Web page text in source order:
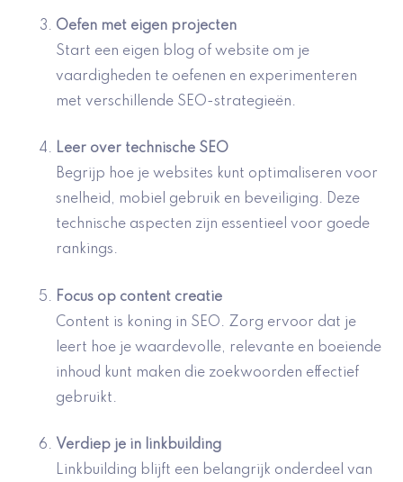
Oefen met eigen projecten
Start een eigen blog of website om je
vaardigheden te oefenen en experimenteren
met verschillende SEO-strategieën.
Leer over technische SEO
Begrijp hoe je websites kunt optimaliseren voor
snelheid, mobiel gebruik en beveiliging. Deze
technische aspecten zijn essentieel voor goede
rankings.
Focus op content creatie
Content is koning in SEO. Zorg ervoor dat je
leert hoe je waardevolle, relevante en boeiende
inhoud kunt maken die zoekwoorden effectief
gebruikt.
Verdiep je in linkbuilding
Linkbuilding blijft een belangrijk onderdeel van